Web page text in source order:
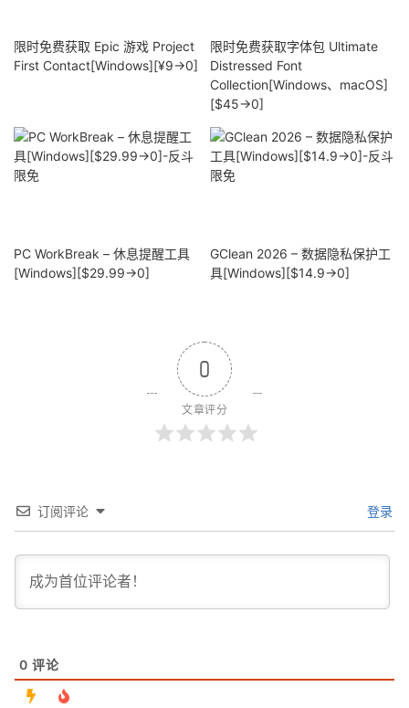
限时免费获取 Epic 游戏 Project
First Contact[Windows][¥9→0]
限时免费获取字体包 Ultimate
Distressed Font
Collection[Windows、macOS]
[$45→0]
PC WorkBreak – 休息提醒工具
[Windows][$29.99→0]
GClean 2026 – 数据隐私保护工
具[Windows][$14.9→0]
0
文章评分
订阅评论 登录
0 评论